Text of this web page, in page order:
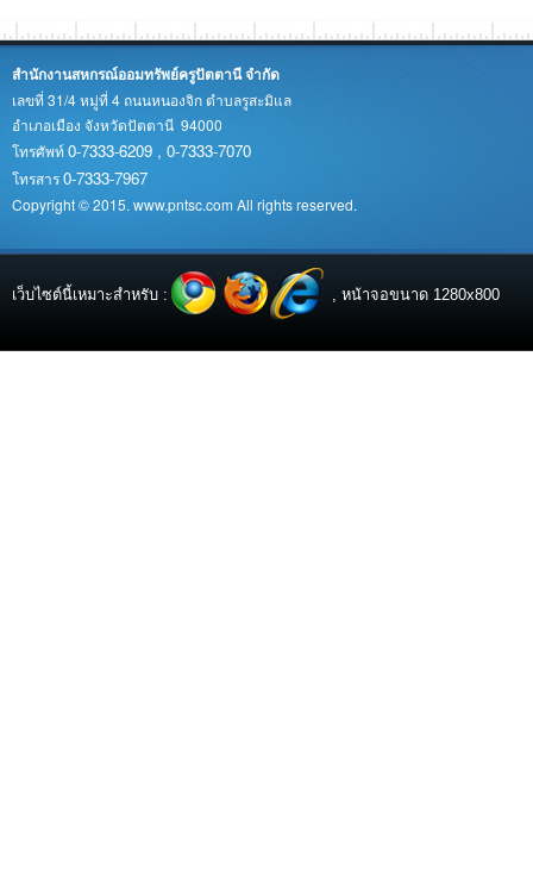
สำนักงานสหกรณ์ออมทรัพย์ครูปัตตานี จำกัด
เลขที่ 31/4 หมู่ที่ 4 ถนนหนองจิก ตำบลรูสะมิแล
อำเภอเมือง จังหวัดปัตตานี 94000
โทรศัพท์0-7333-6209 , 0-7333-7070
โทรสาร0-7333-7967
Copyright © 2015. www.pntsc.com All rights reserved.
เว็บไซต์นี้เหมาะสำหรับ : , หน้าจอขนาด 1280x800